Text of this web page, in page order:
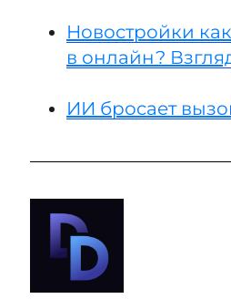
Новостройки
в онлайн?
ИИ бросает